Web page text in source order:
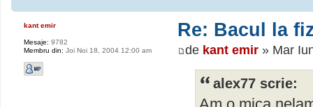
Re: Bacul la
de kant emir » Mar
alex77 scrie:
kant emir
Mesaje: 9782
Membru din: Joi Noi 18, 2004 12:00 am